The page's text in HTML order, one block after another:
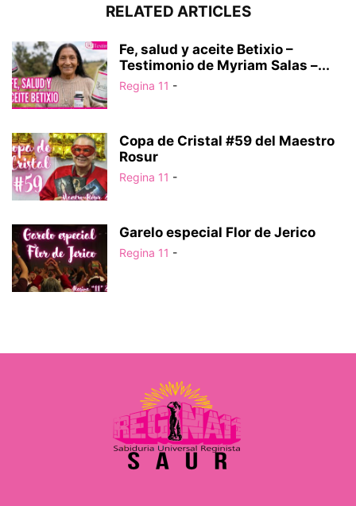
RELATED ARTICLES
Fe, salud y aceite Betixio –
Testimonio de Myriam Salas –...
Regina 11 -
Copa de Cristal #59 del Maestro
Rosur
Regina 11 -
Garelo especial Flor de Jerico
Regina 11 -